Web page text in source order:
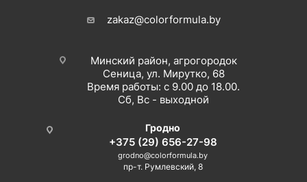
zakaz@colorformula.by
Минский район, агрогородок
Сеница, ул. Мирутко, 68
Время работы: с 9.00 до 18.00.
Сб, Вс - выходной
Гродно
+375 (29) 656-27-98
grodno@colorformula.by
пр-т. Румлевский, 8